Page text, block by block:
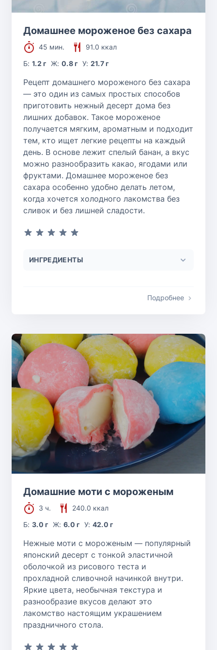
Домашнее мороженое без сахара
45 мин.
91.0 ккал
Б:1.2 г Ж: 0.8 г У: 21.7 г
Рецепт домашнего мороженого без сахара
— это один из самых простых способов
приготовить нежный десерт дома без
лишних добавок. Такое мороженое
получается мягким, ароматным и подходит
тем, кто ищет легкие рецепты на каждый
день. В основе лежит спелый банан, а вкус
можно разнообразить какао, ягодами или
фруктами. Домашнее мороженое без
сахара особенно удобно делать летом,
когда хочется холодного лакомства без
сливок и без лишней сладости.
ИНГРЕДИЕНТЫ
Подробнее
Домашние моти с мороженым
3 ч.
240.0 ккал
Б:3.0 г Ж: 6.0 г У: 42.0 г
Нежные моти с мороженым — популярный
японский десерт с тонкой эластичной
оболочкой из рисового теста и
прохладной сливочной начинкой внутри.
Яркие цвета, необычная текстура и
разнообразие вкусов делают это
лакомство настоящим украшением
праздничного стола.